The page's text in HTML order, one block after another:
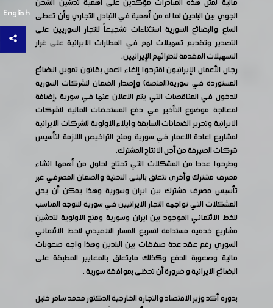
English الجوي بين البلدين لما له من أهمية في التبادل التجاري وأن تعطى
السلع والبضائع السورية استثناءات تشجيعاً للتجار السوريين على
التصدير وتقديم تسهيلات لهم في المطارات الايرانية على غرار
التسهيلات المقدمة لنظرائهم الإيرانيين.
رجال الأعمال الإيرانيون اقترحوا إلغاء العمل بقانون تمويل البضائع
المستوردة في سورية(المنصة) وإصدار الضمان للشركات السورية
للدخول في المناقصات التي يتم الاعلان عنها في سورية ،إضافة
لمعالجة موضوع التأخير في دفع المستحقات المالية للشركات
الايرانية وتحرير الضمانات السابقة وايلاء الاولوية للشركات الايرانية
لمشاريع اعادة الاعمار في سورية ومنح التراخيص اللازمة لتأسيس
شركات الصيرفة من أجل الانتاج المشترك.
وطرحوا عددا من المشكلات التي تحتاج لحلول من أهمها انشاء
مصرف مشترك وأخرى تتعلق بالبنى التحتية والضمان المصرفي عبر
تأسيس مصرف مشترك بين ايران وسورية وهذا يمكن أن يحل
المشكلات التي تواجهه التجار الايرانيين في سورية للتوجه المناسب
للخط الائتماني الموجود بين ايران وسورية ومنح الاولوية لتدشين
مشاريع خدمية مستدامة لتسريع المسار التنفيذي للخط الائتماني
السوري رغم عقد عدة صفقات بين البلدين وهذا واجه صعوبات
مالية وصعوبة الدفع وكذلك مايتعلق بالمعايير المطبقة على
البضائع الايرانية و ضرورة أن تحظى بموافقة سورية .
بدوره أكد وزير الاقتصاد والتجارة الخارجية الدكتور محمد سامر خليل